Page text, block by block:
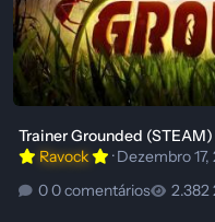
Trainer Grounded
Ravock
·Dezembro
0 comentários